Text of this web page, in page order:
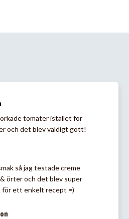
tomater istället för
och det blev väldigt gott!
så jag testade creme
örter och det blev super
för ett enkelt recept =)